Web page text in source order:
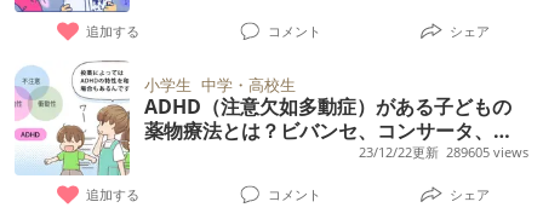
追加する コメント シェア
小学生 中学・高校生
ADHD（注意欠如多動症）がある子どもの
薬物療法とは？ビバンセ、コンサータ、ス
トラテラ、インチュニブ、それぞれの違い
と副作用を解説――マンガで学ぶ発達障害
の薬【医師監修】
23/12/22更新 289605 views
追加する コメント シェア